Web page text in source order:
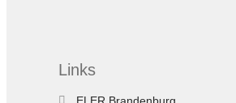
Links
ELER Brandenburg